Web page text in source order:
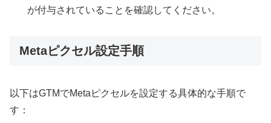
が付与されていることを確認してください。
Metaピクセル設定手順
以下はGTMでMetaピクセルを設定する具体的な手順で
す：